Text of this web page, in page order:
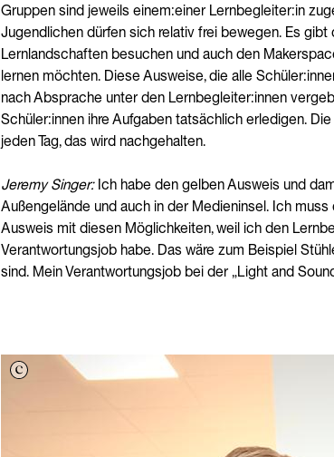
Gruppen sind jeweils einem:einer Lernbegleiter:in
Jugendlichen dürfen sich relativ frei bewegen. Es
Lernlandschaften besuchen und auch den
lernen möchten. Diese Ausweise, die alle
nach Absprache unter den Lernbegleiter:innen
Schüler:innen ihre Aufgaben tatsächlich erledigen.
jeden Tag, das wird nachgehalten.
Jeremy Singer:Ich habe den gelben Ausweis und
Außengelände und auch in der Medieninsel. Ich
Ausweis mit diesen Möglichkeiten, weil ich den
Verantwortungsjob habe. Das wäre zum Beispiel
sind. Mein Verantwortungsjob bei der „Light and